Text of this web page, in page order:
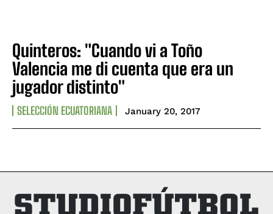
Quinteros: "Cuando vi a Toño
Valencia me di cuenta que era un
jugador distinto"
SELECCIÓN ECUATORIANA January 20, 2017